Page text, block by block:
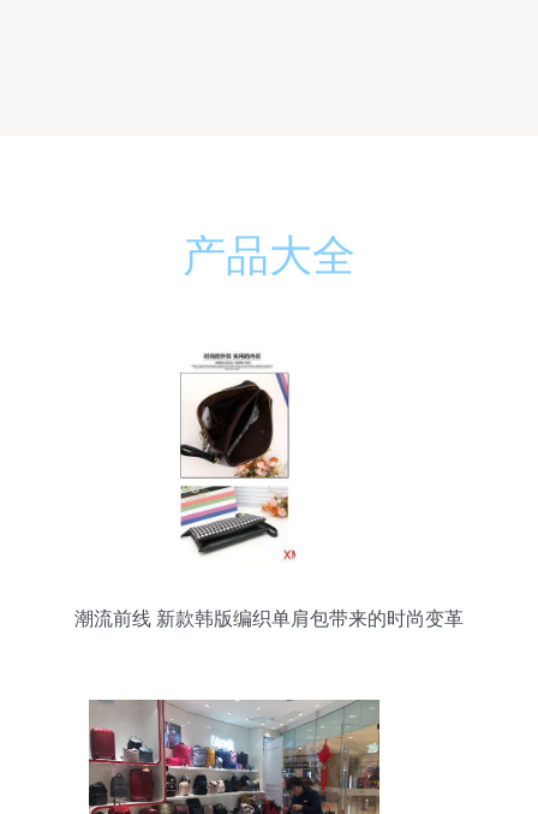
产品大全
潮流前线 新款韩版编织单肩包带来的时尚变革